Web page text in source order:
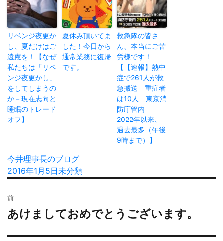
リベンジ夜更か
し、夏だけはご
遠慮を！【なぜ
私たちは「リベ
ンジ夜更かし」
をしてしまうの
か－現在志向と
睡眠のトレード
オフ】
夏休み頂いてま
した！今日から
通常業務に復帰
です。
救急隊の皆さ
ん、本当にご苦
労様です！
【【速報】熱中
症で261人が救
急搬送 重症者
は10人 東京消
防庁管内
2022年以来、
過去最多（午後
9時まで）】
投
稿
今井理事長のブログ
投
日:
2016年1月5日カ
ー
未分類
稿
ナ
前
過
の
あけましておめでとうございます。